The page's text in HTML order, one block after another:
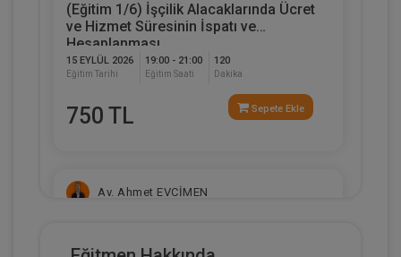
(Eğitim 1/6) İşçilik Alacaklarında Ücret
ve Hizmet Süresinin İspatı ve
Hesaplanması
15 EYLÜL 2026
Eğitim Tarihi
19:00 - 21:00
Eğitim Saati
120
Dakika
750 TL Sepete Ekle
Av. Ahmet EVCİMEN